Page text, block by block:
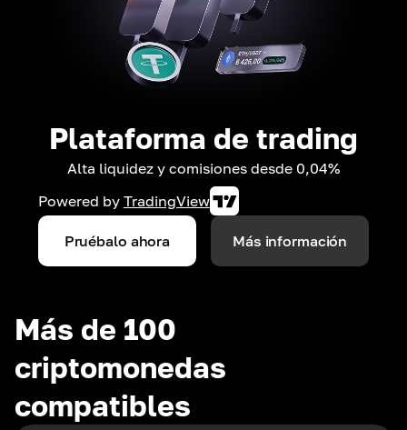
Plataforma de trading
Alta liquidez y comisiones desde 0,04%
Powered by TradingView
Pruébalo ahora Más información
Más de 100
criptomonedas
compatibles